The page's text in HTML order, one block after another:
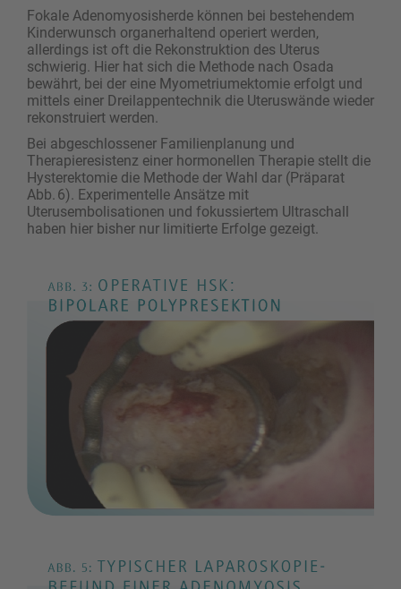
Fokale Adenomyosisherde können bei bestehendem
Kinderwunsch organerhaltend operiert werden,
allerdings ist oft die Rekonstruktion des Uterus
schwierig. Hier hat sich die Methode nach Osada
bewährt, bei der eine Myometriumektomie erfolgt und
mittels einer Dreilappentechnik die Uterus­wände wieder
rekonstruiert werden.
Bei abgeschlossener Familienplanung und
Therapieresistenz einer hormonellen Therapie stellt die
Hysterektomie die Methode der Wahl dar (Präparat
Abb. 6). Experimentelle Ansätze mit
Uterusembolisationen und fokussiertem Ultraschall
haben hier bisher nur limitierte Erfolge gezeigt.